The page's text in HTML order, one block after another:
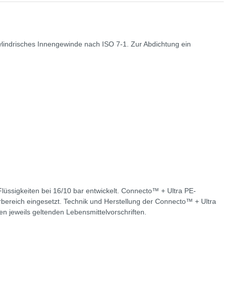
Innengewinde nach ISO 7-1. Zur Abdichtung ein
bei 16/10 bar entwickelt. Connecto™ + Ultra PE-
eingesetzt. Technik und Herstellung der Connecto™ + Ultra
jeweils geltenden Lebensmittelvorschriften.